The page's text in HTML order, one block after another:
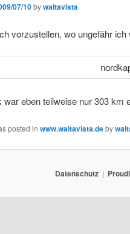
07/10bywaltavista
vorzustellen, wo ungefähr ich
war eben teilweise nur 303 km
posted in www.waltavista.deby
Datenschutz